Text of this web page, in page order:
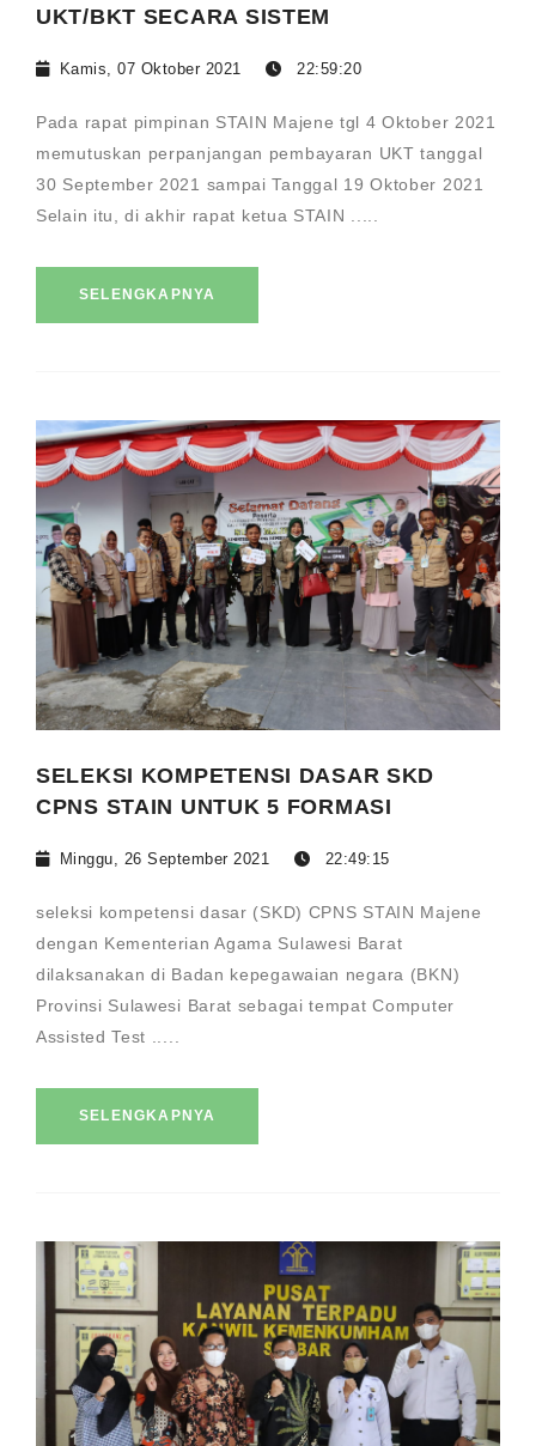
UKT/BKT SECARA SISTEM
Kamis, 07 Oktober 2021 22:59:20
Pada rapat pimpinan STAIN Majene tgl 4 Oktober 2021
memutuskan perpanjangan pembayaran UKT tanggal
30 September 2021 sampai Tanggal 19 Oktober 2021
Selain itu, di akhir rapat ketua STAIN .....
SELENGKAPNYA
SELEKSI KOMPETENSI DASAR SKD
CPNS STAIN UNTUK 5 FORMASI
Minggu, 26 September 2021 22:49:15
seleksi kompetensi dasar (SKD) CPNS STAIN Majene
dengan Kementerian Agama Sulawesi Barat
dilaksanakan di Badan kepegawaian negara (BKN)
Provinsi Sulawesi Barat sebagai tempat Computer
Assisted Test .....
SELENGKAPNYA